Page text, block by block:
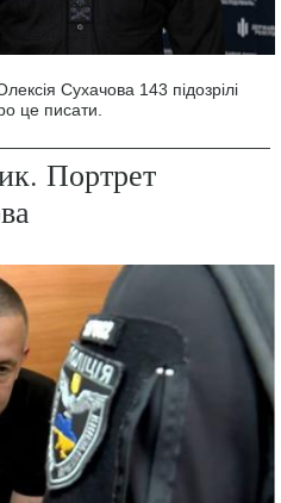
Сухачова 143 підозрілі
це писати.
Портрет